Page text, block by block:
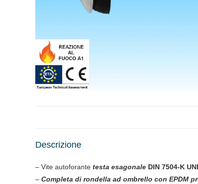
Descrizione
– Vite autoforante testa esagonale DIN 7504-K
– Completa di rondella ad ombrello con EPDM